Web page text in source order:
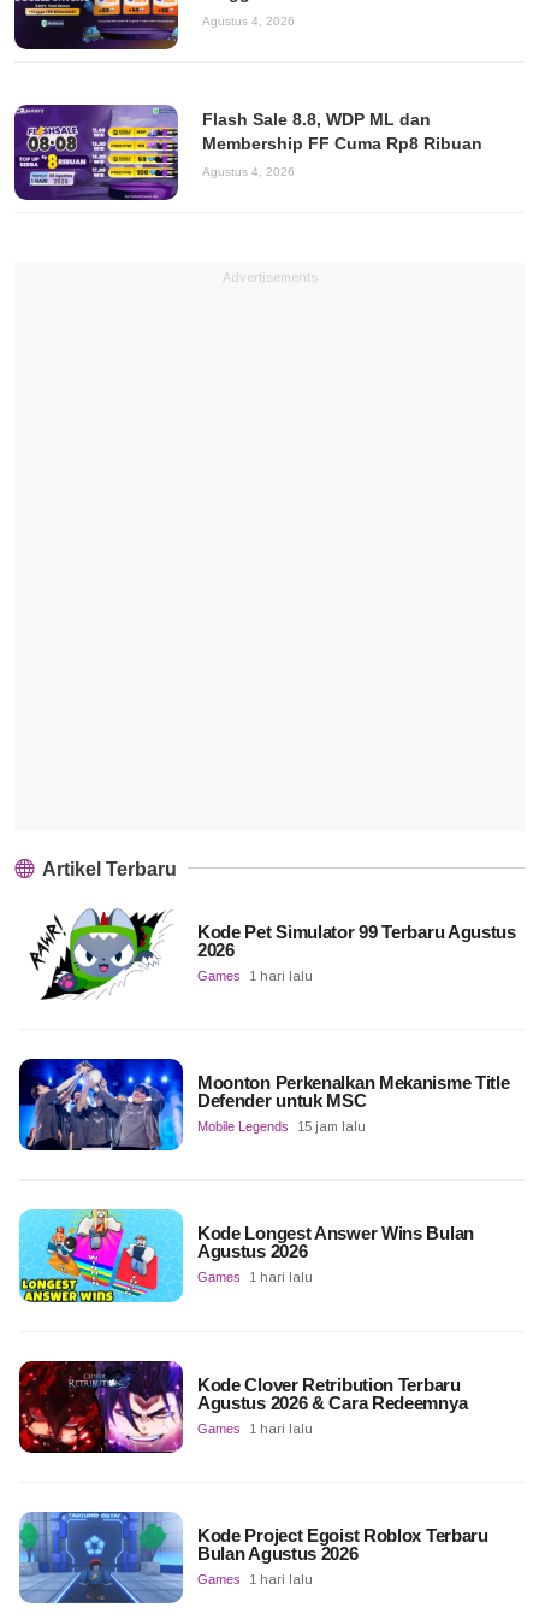
Agustus 4, 2026
Flash Sale 8.8, WDP ML dan
Membership FF Cuma Rp8 Ribuan
Agustus 4, 2026
Advertisements
Artikel Terbaru
Kode Pet Simulator 99 Terbaru Agustus
2026
Games 1 hari lalu
Moonton Perkenalkan Mekanisme Title
Defender untuk MSC
Mobile Legends 15 jam lalu
Kode Longest Answer Wins Bulan
Agustus 2026
Games 1 hari lalu
Kode Clover Retribution Terbaru
Agustus 2026 & Cara Redeemnya
Games 1 hari lalu
Kode Project Egoist Roblox Terbaru
Bulan Agustus 2026
Games 1 hari lalu